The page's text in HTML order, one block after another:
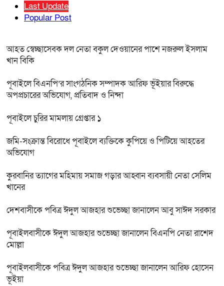
Last Update
Popular Post
আহত স্বেচ্ছাসেবক দল নেতা বকুল দেওয়ানের পাশে নজরুল ইসলাম
খান বিকি
পূবাইলে বিএনপি’র সাংগঠনিক সম্পাদক আরিফ ভূঁইয়ার বিরুদ্ধে
অপপ্রচারের অভিযোগ, প্রতিবাদ ও নিন্দা
পূবাইলে চুরির মামলায় গ্রেপ্তার ১
জমি-সংক্রান্ত বিরোধে পূবাইলে ব্যক্তিকে কুপিয়ে ও পিটিয়ে আহতের
অভিযোগ
কুরবানির ত্যাগের মহিমায় সমাজ গড়ার আহ্বান ব্যবসায়ী নেতা সেলিম
খানের
দেশবাসীকে পবিত্র ঈদুল আজহার শুভেচ্ছা জানালেন আবু সাঈদ সরকার
পূবাইলবাসীকে ঈদুল আজহার শুভেচ্ছা জানালেন বিএনপি নেতা রাশেদ
মোল্লা
পূবাইলবাসীকে পবিত্র ঈদুল আজহার শুভেচ্ছা জানালেন আরিফ হোসেন
ভূইয়া